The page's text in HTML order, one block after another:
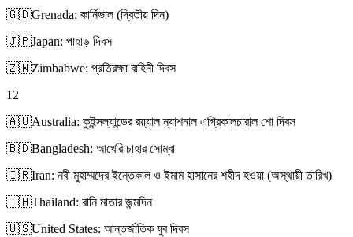
🇬🇩Grenada: কার্নিভাল (দ্বিতীয় দিন)
🇯🇵Japan: পাহাড় দিবস
🇿🇼Zimbabwe: প্রতিরক্ষা বাহিনী দিবস
12
🇦🇺Australia: কুইন্সল্যান্ডের রয়্যাল ন্যাশনাল এগ্রিকালচারাল শো দিবস
🇧🇩Bangladesh: আখেরি চাহার সোম্বা
🇮🇷Iran: নবী মুহাম্মদের ইন্তেকাল ও ইমাম হাসানের শহীদ হওয়া (অস্থায়ী তারিখ)
🇹🇭Thailand: রানি মাতার জন্মদিন
🇺🇸United States: আন্তর্জাতিক যুব দিবস